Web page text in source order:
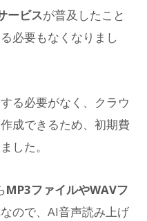
ービスが普及したこと
必要もなくなりまし
る必要がなく、クラウ
成できるため、初期費
した。
MP3ファイルやWAVフ
なので、AI音声読み上げ